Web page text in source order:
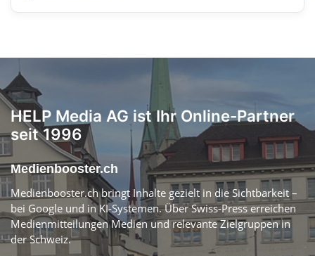
HELP Media AG ist Ihr Online-Partner
seit 1996
Medienbooster.ch
Medienbooster.ch bringt Inhalte gezielt in die Sichtbarkeit –
bei Google und in KI-Systemen. Über Swiss-Press erreichen
Medienmitteilungen Medien und relevante Zielgruppen in
der Schweiz.